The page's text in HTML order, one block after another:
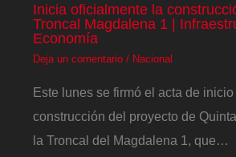
Inicia oficialmente la
Troncal Magdalena 1 |
Economía
Deja un comentario / Nacional
Este lunes se firmó el acta de
construcción del proyecto de
la Troncal del Magdalena 1, que…